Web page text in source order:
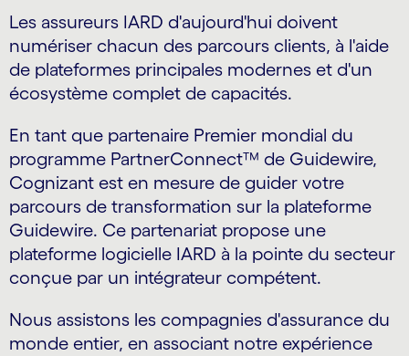
Les assureurs IARD d'aujourd'hui doivent
numériser chacun des parcours clients, à l'aide
de plateformes principales modernes et d'un
écosystème complet de capacités.
En tant que partenaire Premier mondial du
programme PartnerConnect™ de Guidewire,
Cognizant est en mesure de guider votre
parcours de transformation sur la plateforme
Guidewire. Ce partenariat propose une
plateforme logicielle IARD à la pointe du secteur
conçue par un intégrateur compétent.
Nous assistons les compagnies d'assurance du
monde entier, en associant notre expérience